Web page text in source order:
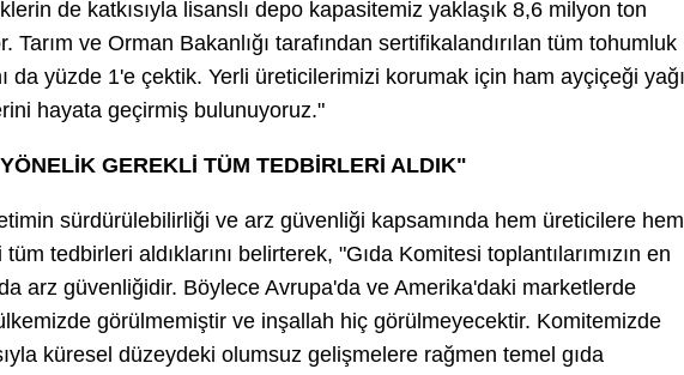
de katkısıyla lisanslı depo kapasitemiz yaklaşık 8,6 milyon ton
Tarım ve Orman Bakanlığı tarafından sertifikalandırılan tüm tohumluk
da yüzde 1'e çektik. Yerli üreticilerimizi korumak için ham ayçiçeği yağı
hayata geçirmiş bulunuyoruz."
GEREKLİ TÜM TEDBİRLERİ ALDIK"
sürdürülebilirliği ve arz güvenliği kapsamında hem üreticilere hem
tedbirleri aldıklarını belirterek, "Gıda Komitesi toplantılarımızın en
arz güvenliğidir. Böylece Avrupa'da ve Amerika'daki marketlerde
görülmemiştir ve inşallah hiç görülmeyecektir. Komitemizde
küresel düzeydeki olumsuz gelişmelere rağmen temel gıda